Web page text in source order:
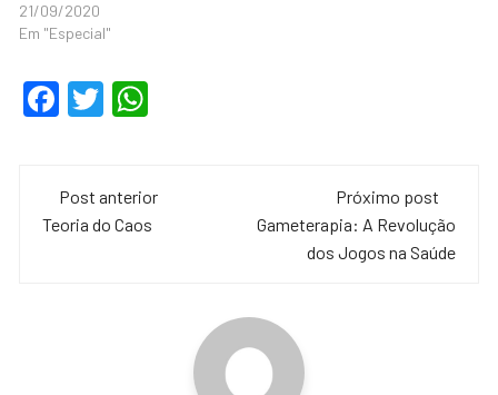
21/09/2020
Em "Especial"
F
e
b
T
er s
A
Navegação
de
Post anterior
Teoria do Caos
Próximo post
Gameterapia: A Revolução
dos Jogos na Saúde